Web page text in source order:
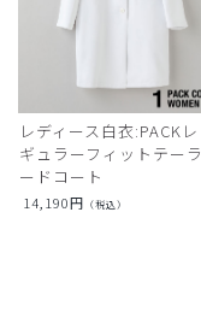
レディース白衣:PACKレ
ギュラーフィットテーラ
ードコート
14,190円 （税込）